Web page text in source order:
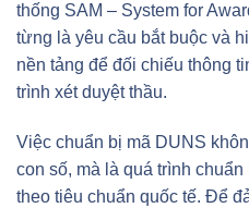
thống SAM – System for
từng là yêu cầu bắt buộc và
nền tảng để đối chiếu thông
trình xét duyệt thầu.
Việc chuẩn bị mã DUNS
con số, mà là quá trình
theo tiêu chuẩn quốc tế. Để